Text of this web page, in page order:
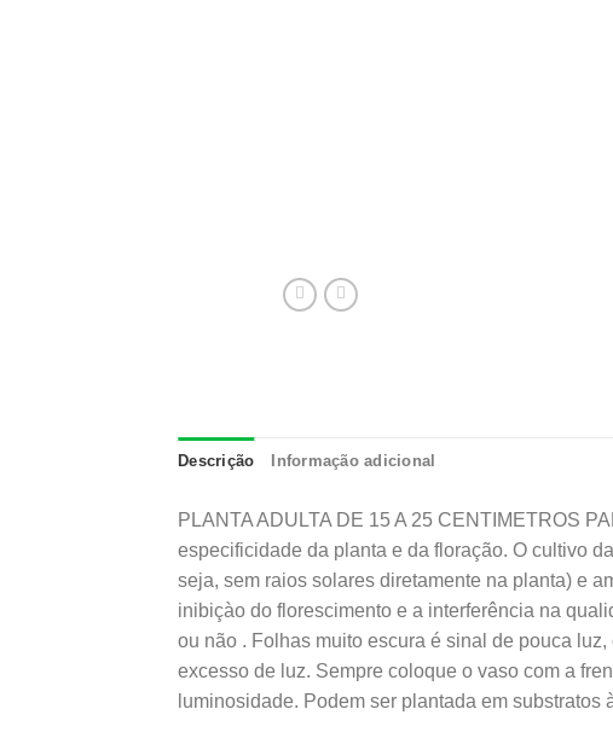
Descrição Informação adicional
PLANTA ADULTA DE 15 A 25 CENTIMETROS
especificidade da planta e da floração. O cultivo
seja, sem raios solares diretamente na planta) e
inibiçào do florescimento e a interferência na
ou não . Folhas muito escura é sinal de pouca
excesso de luz. Sempre coloque o vaso com a
luminosidade. Podem ser plantada em